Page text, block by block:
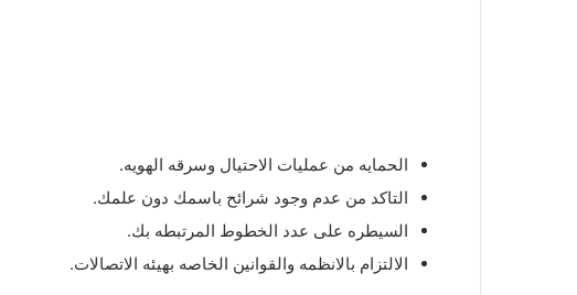
الحمايه من عمليات الاحتيال وسرقه الهويه.
التاكد من عدم وجود شرائح باسمك دون علمك.
السيطره على عدد الخطوط المرتبطه بك.
الالتزام بالانظمه والقوانين الخاصه بهيئه الاتصالات.